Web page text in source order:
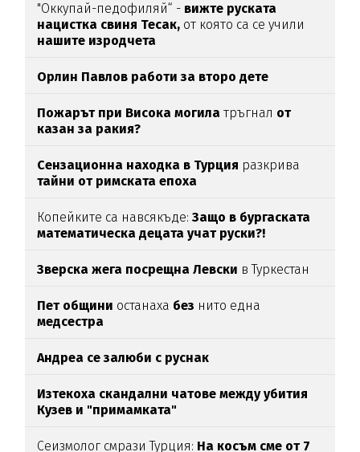
"Оккупай-педофиляй“ - вижте руската
нацистка свиня Тесак, от която са се учили
нашите изродчета
Орлин Павлов работи за второ дете
Пожарът при Висока могила тръгнал от
казан за ракия?
Сензационна находка в Турция разкрива
тайни от римската епоха
Копейките са навсякъде:Защо в бургаската
математическа децата учат руски?!
Зверска жега посрещна Левски в Туркестан
Пет общини останаха без нито една
медсестра
Андреа се залюби с руснак
Изтекоха скандални чатове между убития
Кузев и "примамката"
Сеизмолог смрази Турция: На косъм сме от 7